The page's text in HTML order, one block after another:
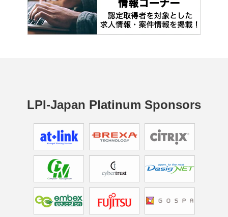
LPI-Japan Platinum Sponsors